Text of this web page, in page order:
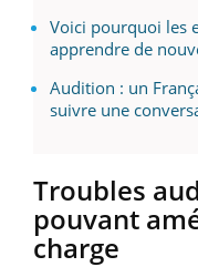
Voici pourquoi les
apprendre de
Audition : un
suivre une
Troubles
pouvant
charge